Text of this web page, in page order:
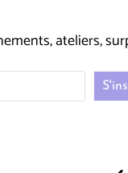
ateliers,